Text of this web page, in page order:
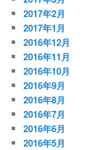
2017年2月
2017年1月
2016年12月
2016年11月
2016年10月
2016年9月
2016年8月
2016年7月
2016年6月
2016年5月